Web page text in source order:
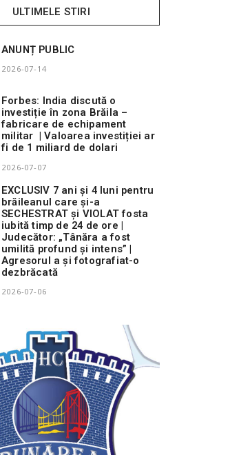
ULTIMELE STIRI
ANUNȚ PUBLIC
2026-07-14
Forbes: India discută o
investiție în zona Brăila –
fabricare de echipament
militar | Valoarea investiției ar
fi de 1 miliard de dolari
2026-07-07
EXCLUSIV 7 ani și 4 luni pentru
brăileanul care și-a
SECHESTRAT și VIOLAT fosta
iubită timp de 24 de ore |
Judecător: „Tânăra a fost
umilită profund și intens” |
Agresorul a și fotografiat-o
dezbrăcată
2026-07-06